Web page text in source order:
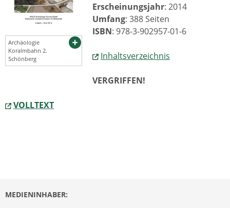
Archäologie
Koralmbahn 2.
Schönberg
Erscheinungsjahr: 2014
Umfang: 388 Seiten
ISBN: 978-3-902957-01-6
Inhaltsverzeichnis
VERGRIFFEN!
VOLLTEXT
MEDIENINHABER: